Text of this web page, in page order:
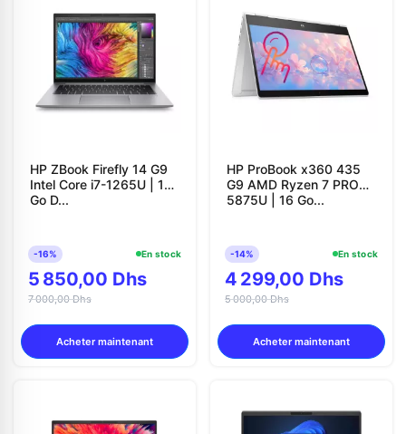
HP ZBook Firefly 14 G9
Intel Core i7-1265U | 16
Go D...
-16% En stock
5 850,00 Dhs
7 000,00 Dhs
Acheter maintenant
HP ProBook x360 435
G9 AMD Ryzen 7 PRO
5875U | 16 Go...
-14% En stock
4 299,00 Dhs
5 000,00 Dhs
Acheter maintenant